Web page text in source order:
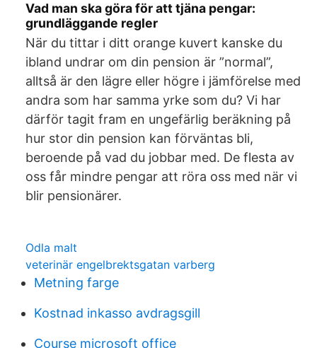
Vad man ska göra för att tjäna pengar:
grundläggande regler
När du tittar i ditt orange kuvert kanske du
ibland undrar om din pension är ”normal”,
alltså är den lägre eller högre i jämförelse med
andra som har samma yrke som du? Vi har
därför tagit fram en ungefärlig beräkning på
hur stor din pension kan förväntas bli,
beroende på vad du jobbar med. De flesta av
oss får mindre pengar att röra oss med när vi
blir pensionärer.
Odla malt
veterinär engelbrektsgatan varberg
Metning farge
Kostnad inkasso avdragsgill
Course microsoft office